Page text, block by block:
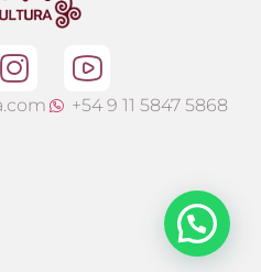
+54 9 11 5847 5868